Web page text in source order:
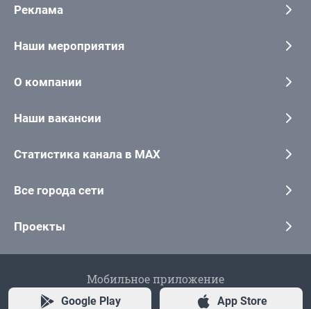
Реклама
Наши мероприятия
О компании
Наши вакансии
Статистика канала в MAX
Все города сети
Проекты
Мобильное приложение
Google Play App Store